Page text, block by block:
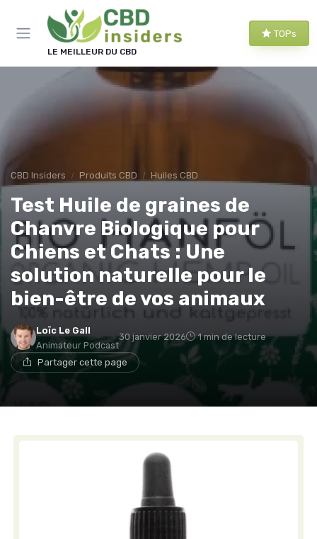
LE MEILLEUR DU CBD
TOPs
CBD Insiders Produits CBD Huiles CBD
Test Huile de graines de
Chanvre Biologique pour
Chiens et Chats : Une
solution naturelle pour le
bien-être de vos animaux
Loïc Le Gall
Animateur Podcast
30 janvier 2026 1 min de lecture
Partager cette page
Panneau de gestion des cookies